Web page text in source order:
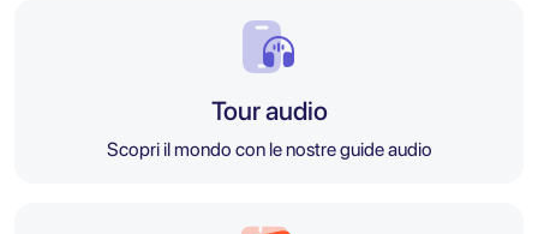
Tour audio
Scopri il mondo con le nostre guide audio